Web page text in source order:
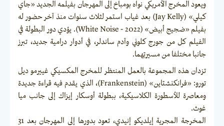
ويعود المخرج الأمريكي نواه بومباخ إلى المهرجان بفيلمه الجديد «جاي
كيلي» (Jay Kelly) بعد غياب استمر لثلاث سنوات منذ آخر حضور له
بفيلم «ضجيج أبيض» (2022 - White Noise). يؤدي دور البطولة في
الفيلم كل من جورج كلوني وآدم ساندلر، في أدوار درامية جديد، تبرز
جانبا مختلفا من مسيرتِهما.
تزدان هذه المجموعة بالعمل المنتظر للمخرج المكسيكي غييرمو ديل
تورو: «فرانكنشتاين» (Frankenstein)، الذي يقدم فيه قراءة جديدة
ومعاصرة للأسطورة الكلاسيكية، ببطولة أوسكار إيزاك إلى جانب ميا
غوث.
المخرجة المجرية إيلديكو إنيدي، تعود بدورها إلى المهرجان بعد 31